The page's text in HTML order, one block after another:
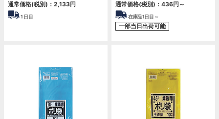
通常価格(税別)： 2,133円
1 日目
通常価格(税別)： 436円 ～
在庫品1日目～
一部当日出荷可能